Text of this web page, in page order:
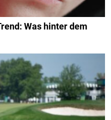
Was hinter dem